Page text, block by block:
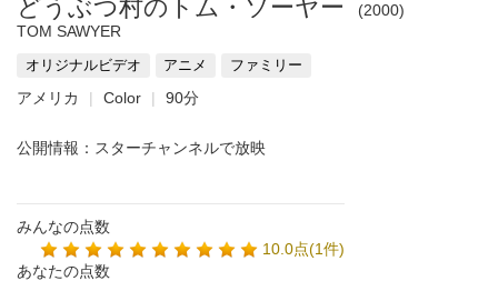
どうぶつ村のトム・ソーヤー
2000
TOM SAWYER
オリジナルビデオ アニメ ファミリー
アメリカ Color 90分
公開情報：スターチャンネルで放映
みんなの点数
10.0点(1件)
あなたの点数